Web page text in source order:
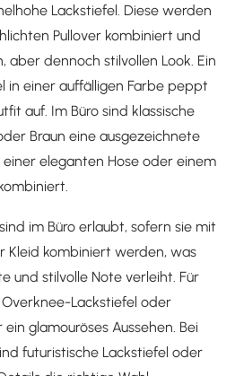
Lackstiefel. Diese werden
Pullover kombiniert und
aber dennoch stilvollen Look. Ein
in einer auffälligen Farbe peppt
auf. Im Büro sind klassische
Braun eine ausgezeichnete
eleganten Hose oder einem
im Büro erlaubt, sofern sie mit
Kleid kombiniert werden, was
und stilvolle Note verleiht. Für
Lackstiefel oder
glamouröses Aussehen. Bei
futuristische Lackstiefel oder